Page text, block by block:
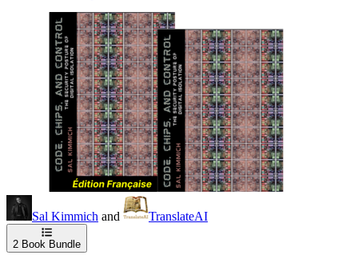
Sal Kimmich and TranslateAI
2 Book Bundle